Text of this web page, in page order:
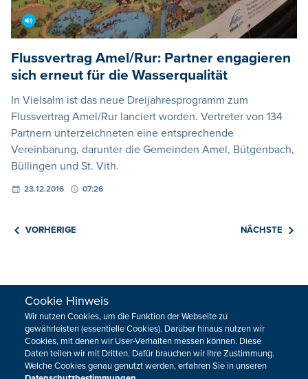
Flussvertrag Amel/Rur: Partner engagieren
sich erneut für die Wasserqualität
In Vielsalm ist das neue Dreijahresprogramm zum
Flussvertrag Amel/Rur lanciert worden. Vertreter von 134
Partnern unterzeichneten eine entsprechende
Vereinbarung, darunter die Gemeinden Amel, Bütgenbach,
Büllingen und St. Vith.
23.12.2016 07:26
VORHERIGE NÄCHSTE
HOME
REGIONAL
NATIONAL
INTERNATIONAL
SPORT
MEINUNG
KULTUR
WM 2026
Cookie Hinweis
Wir nutzen Cookies, um die Funktion der Webseite zu
gewährleisten (essentielle Cookies). Darüber hinaus nutzen wir
Cookies, mit denen wir User-Verhalten messen können. Diese
Daten teilen wir mit Dritten. Dafür brauchen wir Ihre Zustimmung.
Welche Cookies genau genutzt werden, erfahren Sie in unseren